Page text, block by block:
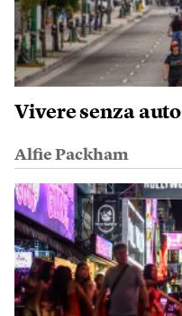
Vivere senza auto
Alfie Packham